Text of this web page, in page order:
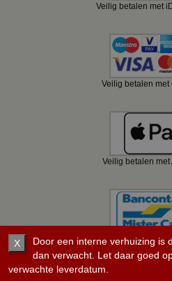
Veilig betalen met
Veilig betalen met
Veilig betalen met
Veilig betalen met
X
Door een interne verhuizing is
dan verwacht. Let daar goed
verwachte leverdatum.